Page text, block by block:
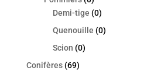
Demi-tige (0)
Quenouille (0)
Scion (0)
Conifères (69)